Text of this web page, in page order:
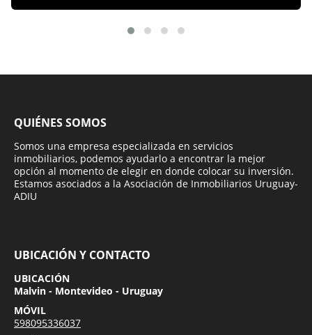
QUIÉNES SOMOS
Somos una empresa especializada en servicios
inmobiliarios, podemos ayudarlo a encontrar la mejor
opción al momento de elegir en donde colocar su inversión.
Estamos asociados a la Asociación de Inmobiliarios Uruguay-
ADIU
UBICACIÓN Y CONTACTO
UBICACIÓN
Malvin - Montevideo - Uruguay
MÓVIL
598095336037